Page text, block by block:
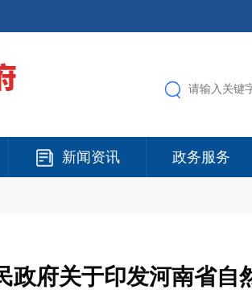
新闻资讯 政务服务
政府关于印发河南省自